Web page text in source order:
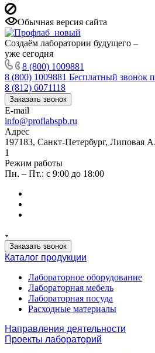
Обычная версия сайта
Создаём лаборатории будущего –
уже сегодня
8 (800) 1009881
8 (800) 1009881 Бесплатный звонок
8 (812) 6071118
Заказать звонок
E-mail
info@proflabspb.ru
Адрес
197183, Санкт-Петербург, Липовая
1
Режим работы
Пн. – Пт.: с 9:00 до 18:00
Заказать звонок
Каталог продукции
Лабораторное оборудование
Лабораторная мебель
Лабораторная посуда
Расходные материалы
Направления деятельности
Проекты лабораторий